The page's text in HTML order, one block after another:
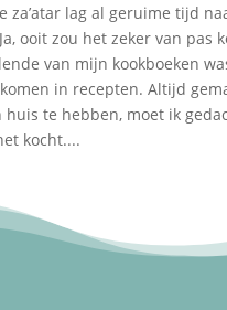
za’atar lag al geruime tijd
ooit zou het zeker van pas
van mijn kookboeken
in recepten. Altijd
huis te hebben, moet ik
kocht....